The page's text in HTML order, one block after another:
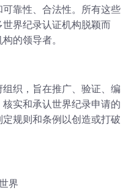
靠性、合法性。所有这些
界纪录认证机构脱颖而
的领导者。
织，旨在推广、验证、编
实和承认世界纪录申请的
规则和条例以创造或打破
界